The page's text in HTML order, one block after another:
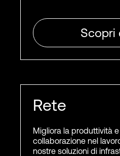
Scopri
Rete
Migliora la produttività
collaborazione nel
nostre soluzioni di